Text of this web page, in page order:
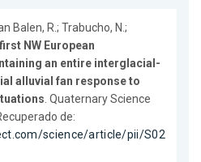
Balen, R.; Trabucho, N.;
NW European
an entire interglacial-
alluvial fan response to
. Quaternary Science
de:
science/article/pii/S02